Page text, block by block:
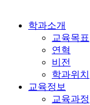
학과소개
교육목표
연혁
비전
학과위치
교육정보
교육과정